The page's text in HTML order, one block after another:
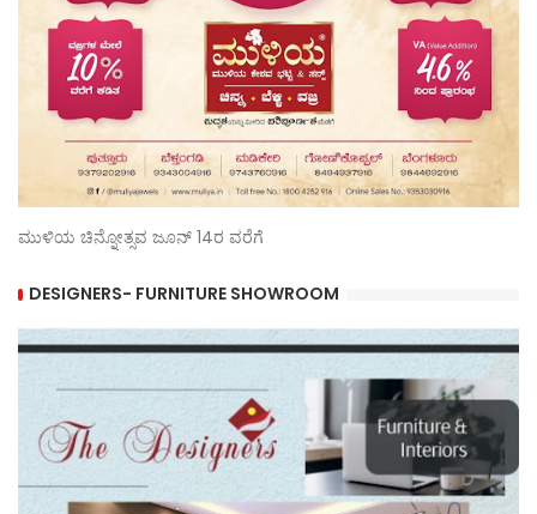
ಮುಳಿಯ ಚಿನ್ನೋತ್ಸವ ಜೂನ್ 14ರ ವರೆಗೆ
DESIGNERS- FURNITURE SHOWROOM